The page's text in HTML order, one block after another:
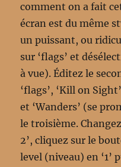
comment on a fait
écran est du même
un puissant, ou
sur ‘flags’ et
à vue). Éditez le
‘flags’, ‘Kill on
et ‘Wanders’ (se
le troisième.
2’, cliquez sur le
level (niveau) en ‘1’